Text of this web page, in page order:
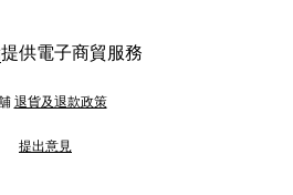
提供電子商貿服務
退貨及退款政策
提出意見